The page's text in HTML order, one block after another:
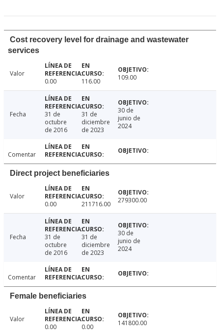
Cost recovery level for drainage and wastewater
services
Valor
0.00
116.00 109.00
Fecha
31 de
octubre
de 2016
31 de
diciembre
de 2023
30 de
junio de
2024
Comentar
Direct project beneficiaries
Valor
0.00
211716.00 279300.00
Fecha
31 de
octubre
de 2016
31 de
diciembre
de 2023
30 de
junio de
2024
Comentar
Female beneficiaries
Valor
0.00
0.00 141800.00